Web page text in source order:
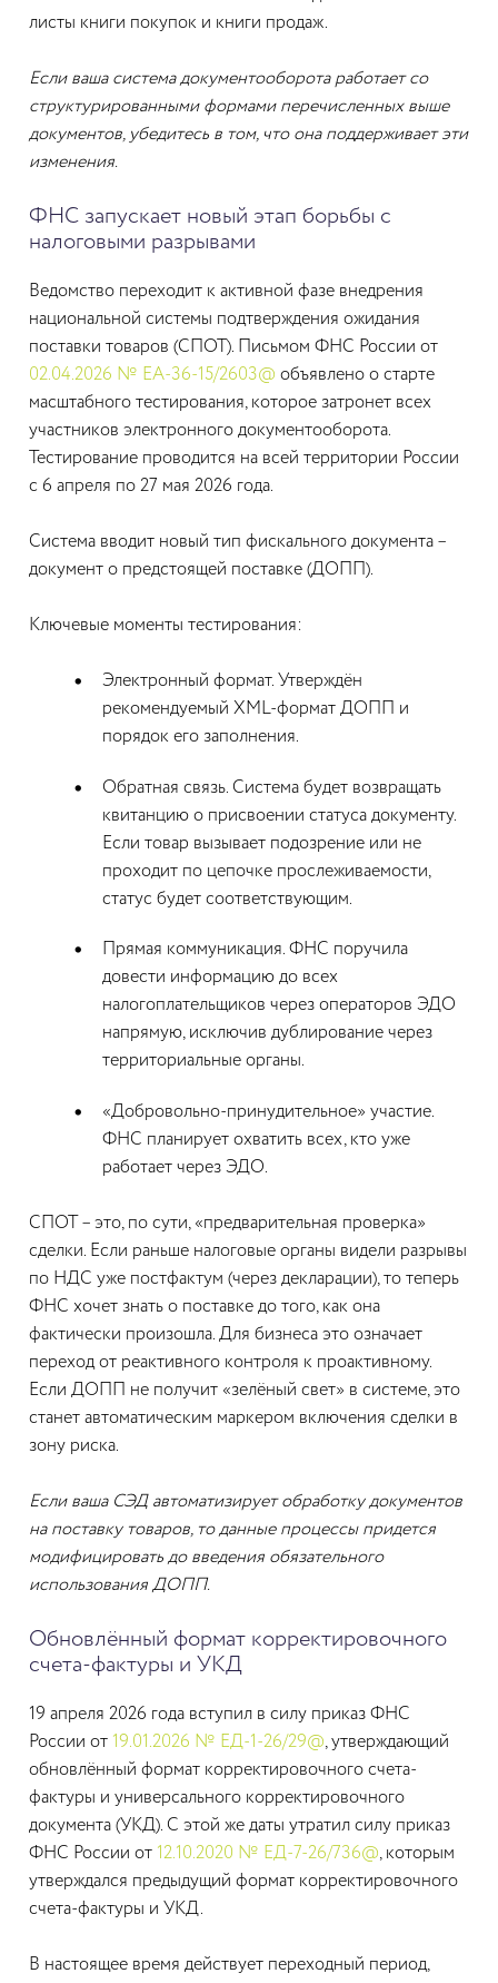
листы книги покупок и книги продаж.
Если ваша система документооборота работает со
структурированными формами перечисленных выше
документов, убедитесь в том, что она поддерживает эти
изменения.
ФНС запускает новый этап борьбы с
налоговыми разрывами
Ведомство переходит к активной фазе внедрения
национальной системы подтверждения ожидания
поставки товаров (СПОТ). Письмом ФНС России от
02.04.2026 № ЕА-36-15/2603@ объявлено о старте
масштабного тестирования, которое затронет всех
участников электронного документооборота.
Тестирование проводится на всей территории России
с 6 апреля по 27 мая 2026 года.
Система вводит новый тип фискального документа –
документ о предстоящей поставке (ДОПП).
Ключевые моменты тестирования:
Электронный формат. Утверждён
рекомендуемый XML-формат ДОПП и
порядок его заполнения.
Обратная связь. Система будет возвращать
квитанцию о присвоении статуса документу.
Если товар вызывает подозрение или не
проходит по цепочке прослеживаемости,
статус будет соответствующим.
Прямая коммуникация. ФНС поручила
довести информацию до всех
налогоплательщиков через операторов ЭДО
напрямую, исключив дублирование через
территориальные органы.
«Добровольно-принудительное» участие.
ФНС планирует охватить всех, кто уже
работает через ЭДО.
СПОТ – это, по сути, «предварительная проверка»
сделки. Если раньше налоговые органы видели разрывы
по НДС уже постфактум (через декларации), то теперь
ФНС хочет знать о поставке до того, как она
фактически произошла. Для бизнеса это означает
переход от реактивного контроля к проактивному.
Если ДОПП не получит «зелёный свет» в системе, это
станет автоматическим маркером включения сделки в
зону риска.
Если ваша СЭД автоматизирует обработку документов
на поставку товаров, то данные процессы придется
модифицировать до введения обязательного
использования ДОПП.
Обновлённый формат корректировочного
счета-фактуры и УКД
19 апреля 2026 года вступил в силу приказ ФНС
России от 19.01.2026 № ЕД-1-26/29@, утверждающий
обновлённый формат корректировочного счета-
фактуры и универсального корректировочного
документа (УКД). С этой же даты утратил силу приказ
ФНС России от 12.10.2020 № ЕД-7-26/736@, которым
утверждался предыдущий формат корректировочного
счета-фактуры и УКД.
В настоящее время действует переходный период,